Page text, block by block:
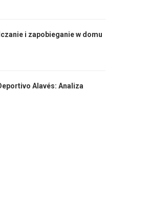
i zapobieganie w domu
Alavés: Analiza